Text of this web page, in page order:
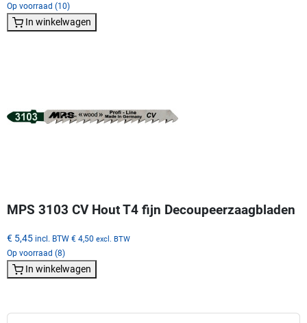
Op voorraad (10)
In winkelwagen
MPS 3103 CV Hout T4 fijn Decoupeerzaagbladen
€ 5,45 incl. BTW € 4,50 excl. BTW
Op voorraad (8)
In winkelwagen